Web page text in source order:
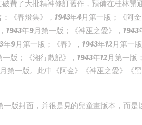
破費了大批精神修訂舊作，預備在桂林
《春燈集》，1943年4月第一版；《阿
1943年9月第一版；《神巫之愛》，
9月第一版；《春》，1943年12月第一
版；《湘行散記》，1943年12月第一版；
第一版。此中《阿金》《神巫之愛》《
一版封面，并很是見的兒童畫版本，而